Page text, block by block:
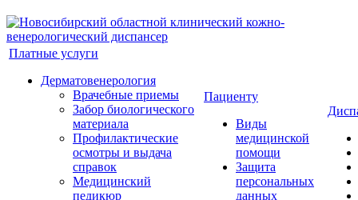
Платные услуги
Дерматовенерология
Врачебные приемы
Забор биологического
материала
Профилактические
осмотры и выдача
справок
Медицинский
педикюр
Пациенту
Виды
медицинской
помощи
Защита
персональных
данных